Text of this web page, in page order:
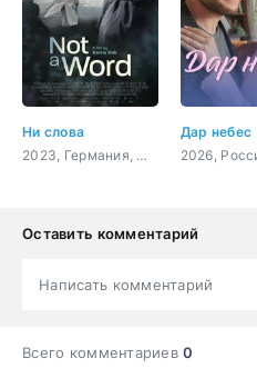
Ни слова
2023, Германия, Словения, Франция, драма
Дар небес
Оставить комментарий
Написать комментарий
Всего комментариев0